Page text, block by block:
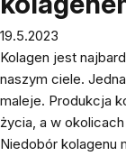
19.5.2023
Kolagen jest
naszym ciele.
maleje. Produkcja
życia, a w
Niedobór kolagenu